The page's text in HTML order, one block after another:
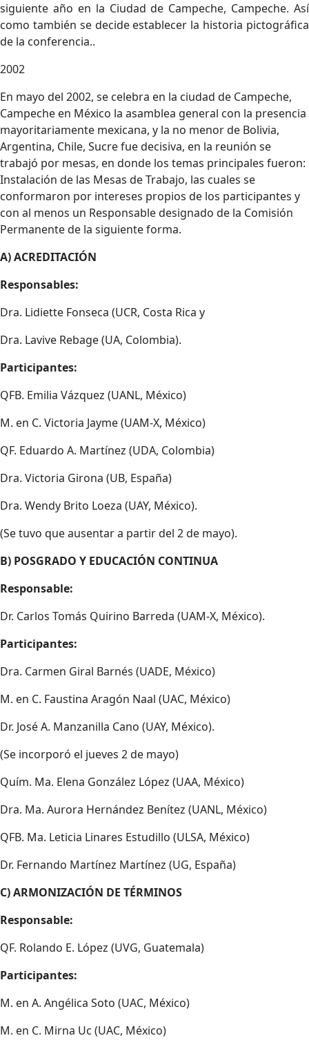
siguiente año en la Ciudad de Campeche, Campeche. Así
como también se decide establecer la historia pictográfica
de la conferencia..
2002
En mayo del 2002, se celebra en la ciudad de Campeche,
Campeche en México la asamblea general con la presencia
mayoritariamente mexicana, y la no menor de Bolivia,
Argentina, Chile, Sucre fue decisiva, en la reunión se
trabajó por mesas, en donde los temas principales fueron:
Instalación de las Mesas de Trabajo, las cuales se
conformaron por intereses propios de los participantes y
con al menos un Responsable designado de la Comisión
Permanente de la siguiente forma.
A) ACREDITACIÓN
Responsables:
Dra. Lidiette Fonseca (UCR, Costa Rica y
Dra. Lavive Rebage (UA, Colombia).
Participantes:
QFB. Emilia Vázquez (UANL, México)
M. en C. Victoria Jayme (UAM-X, México)
QF. Eduardo A. Martínez (UDA, Colombia)
Dra. Victoria Girona (UB, España)
Dra. Wendy Brito Loeza (UAY, México).
(Se tuvo que ausentar a partir del 2 de mayo).
B) POSGRADO Y EDUCACIÓN CONTINUA
Responsable:
Dr. Carlos Tomás Quirino Barreda (UAM-X, México).
Participantes:
Dra. Carmen Giral Barnés (UADE, México)
M. en C. Faustina Aragón Naal (UAC, México)
Dr. José A. Manzanilla Cano (UAY, México).
(Se incorporó el jueves 2 de mayo)
Quím. Ma. Elena González López (UAA, México)
Dra. Ma. Aurora Hernández Benítez (UANL, México)
QFB. Ma. Leticia Linares Estudillo (ULSA, México)
Dr. Fernando Martínez Martínez (UG, España)
C) ARMONIZACIÓN DE TÉRMINOS
Responsable:
QF. Rolando E. López (UVG, Guatemala)
Participantes:
M. en A. Angélica Soto (UAC, México)
M. en C. Mirna Uc (UAC, México)